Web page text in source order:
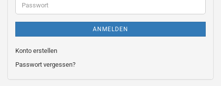
Passwort
ANMELDEN
Konto erstellen
Passwort vergessen?